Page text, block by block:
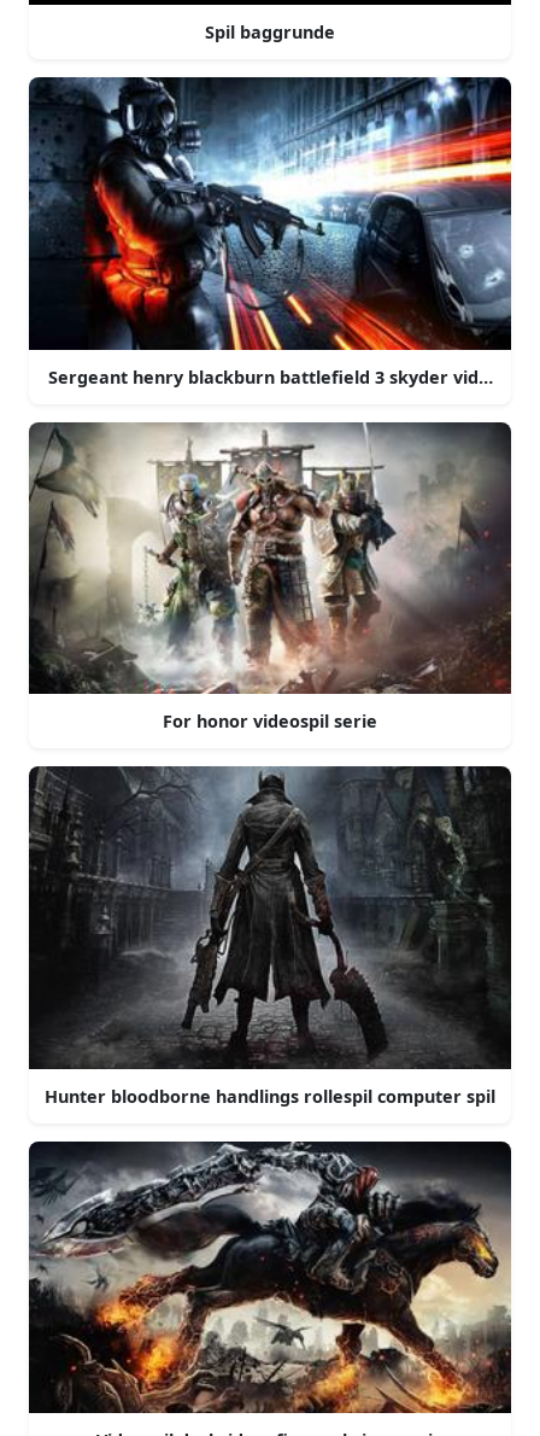
Spil baggrunde
Sergeant henry blackburn battlefield 3 skyder videospil
For honor videospil serie
Hunter bloodborne handlings rollespil computer spil